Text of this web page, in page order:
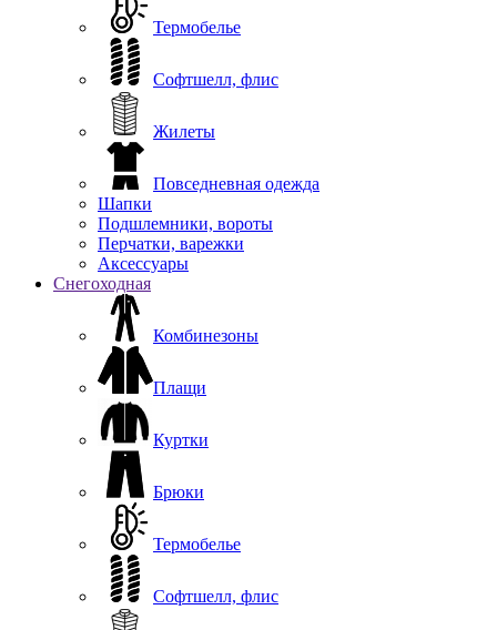
Термобелье
Софтшелл, флис
Жилеты
Повседневная одежда
Шапки
Подшлемники, вороты
Перчатки, варежки
Аксессуары
Снегоходная
Комбинезоны
Плащи
Куртки
Брюки
Термобелье
Софтшелл, флис